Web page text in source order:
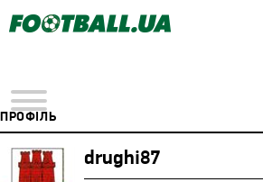
ПРОФІЛЬ
drughi87